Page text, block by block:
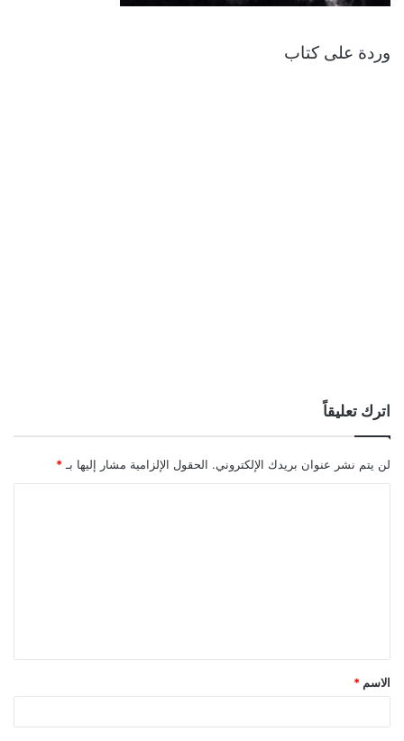
وردة على كتاب
اترك تعليقاً
لن يتم نشر عنوان بريدك الإلكتروني. الحقول الإلزامية مشار إليها بـ *
ق
*
الاسم *